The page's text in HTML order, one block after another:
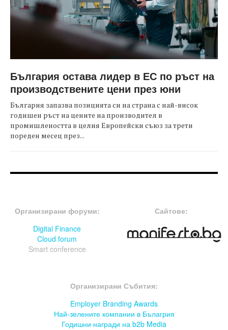
България остава лидер в ЕС по ръст на
производствените цени през юни
България запазва позицията си на страна с най-висок
годишен ръст на цените на производител в
промишлеността в целия Европейски съюз за трети
пореден месец през...
Организирани форуми:
Digital Finance
Cloud forum
Smart conference
Сайтове:
Организирани Събития:
Employer Branding Awards
Най-зелените компании в Бълагрия
Годишни награди на b2b Media